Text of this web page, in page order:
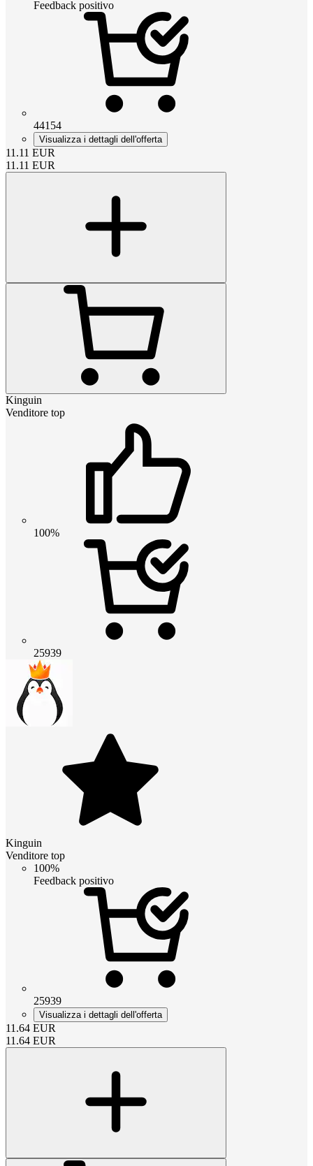
Feedback positivo
44154
Visualizza i dettagli dell'offerta
11.11 EUR
11.11 EUR
Kinguin
Venditore top
100%
25939
Kinguin
Venditore top
100%
Feedback positivo
25939
Visualizza i dettagli dell'offerta
11.64 EUR
11.64 EUR